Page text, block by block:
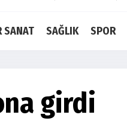
SANAT SAĞLIK SPOR
girdi